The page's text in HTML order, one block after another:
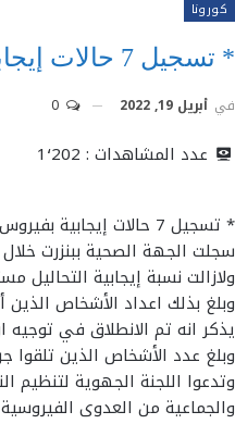
كورونا
* تسجيل 7 حالات إيجابية بفيروس كورونا المستجد
في أبريل 19, 2022
عدد المشاهدات : 1٬202
* تسجيل 7 حالات إيجابية بفيروس كورونا المستجد
سجلت الجهة الصحية ببنزرت خلال نهاية الأسبوع المنقضي
ولازالت نسبة إيجابية التحاليل مستقرة ولم تتعدى الـ4 بالمائة ، كما ان اعداد المصابين بالفيروس والمقيمين
وبلغ بذلك اعداد الأشخاص الذين أصيبوا بالفيروس منذ
يذكر انه تم الانطلاق في توجيه ارساليات قصيرة لمن كانت
وبلغ عدد الأشخاص الذين تلقوا جرعة وحيدة من التلقيح المضاد
وتدعوا اللجنة الجهوية لتنظيم
والجماعية من العدوى الفيروسية